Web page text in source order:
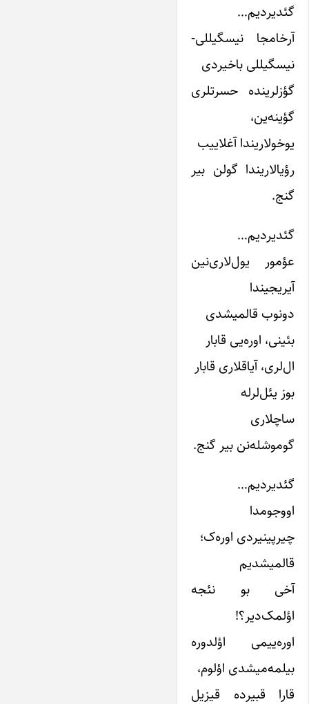
گئدیردیم…
آرخامجا نیسگیللی-
نیسگیللی باخیردی
گؤزلرینده حسرتلری
گؤینه‌ین،
یوخولاریندا آغلاییب
رؤیالاریندا گولن بیر
گنج.
گئدیردیم…
عؤمور یول‌لاری‌نین
آیریجیندا
دونوب قالمیشدی
بئینی، اوره‌یی قابار
ال‌لری، آیاقلاری قابار
بوز یئل‌لرله
ساچلاری
گوموشله‌نن بیر گنج.
گئدیردیم…
اووجومدا
چیرپینیردی اوره‌ک؛
قالمیشدیم
آخی بو نئجه
اؤلمک‌دیر؟!
اوره‌ییمی اؤلدوره
بیلمه‌میشدی اؤلوم،
قارا قبیرده قیزیل